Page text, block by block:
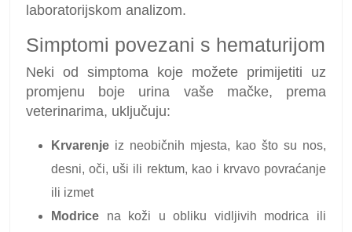
laboratorijskom analizom.
Simptomi povezani s hematurijom
Neki od simptoma koje možete primijetiti uz
promjenu boje urina vaše mačke, prema
veterinarima, uključuju:
Krvarenje iz neobičnih mjesta, kao što su nos,
desni, oči, uši ili rektum, kao i krvavo povraćanje
ili izmet
Modrice na koži u obliku vidljivih modrica ili